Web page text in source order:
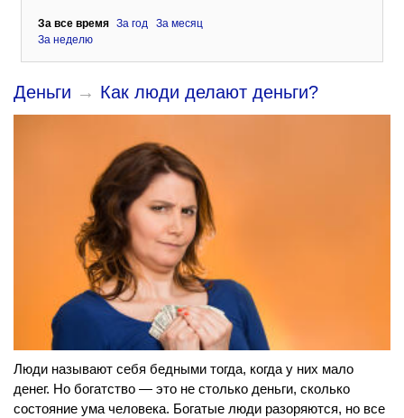
За все время За год
За месяц
За неделю
Деньги → Как люди делают деньги?
Люди называют себя бедными тогда, когда у них мало
денег. Но богатство — это не столько деньги, сколько
состояние ума человека. Богатые люди разоряются, но все